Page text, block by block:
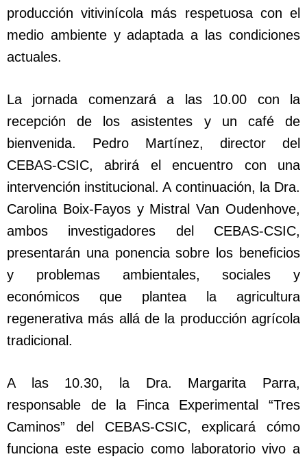
producción vitivinícola más respetuosa con el
medio ambiente y adaptada a las condiciones
actuales.
La jornada comenzará a las 10.00 con la
recepción de los asistentes y un café de
bienvenida. Pedro Martínez, director del
CEBAS-CSIC, abrirá el encuentro con una
intervención institucional. A continuación, la Dra.
Carolina Boix-Fayos y Mistral Van Oudenhove,
ambos investigadores del CEBAS-CSIC,
presentarán una ponencia sobre los beneficios
y problemas ambientales, sociales y
económicos que plantea la agricultura
regenerativa más allá de la producción agrícola
tradicional.
A las 10.30, la Dra. Margarita Parra,
responsable de la Finca Experimental “Tres
Caminos” del CEBAS-CSIC, explicará cómo
funciona este espacio como laboratorio vivo a